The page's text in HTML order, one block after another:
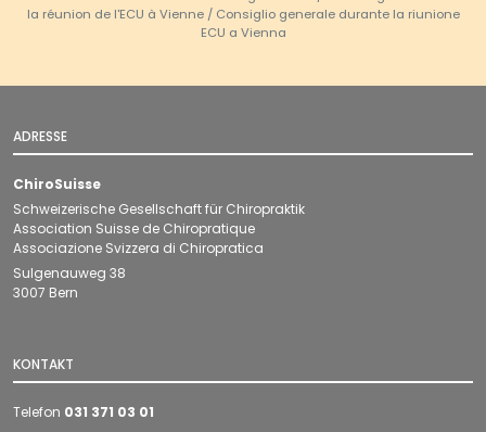
la réunion de l'ECU à Vienne / Consiglio generale durante la riunione
ECU a Vienna
ADRESSE
ChiroSuisse
Schweizerische Gesellschaft für Chiropraktik
Association Suisse de Chiropratique
Associazione Svizzera di Chiropratica
Sulgenauweg 38
3007 Bern
KONTAKT
Telefon 031 371 03 01